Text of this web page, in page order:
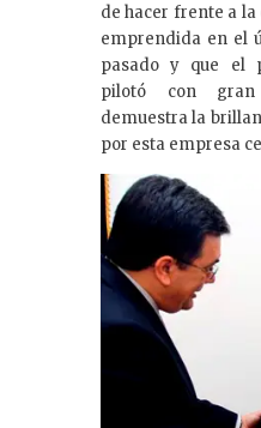
de hacer frente a
emprendida en el
pasado y que el
pilotó con
demuestra la
por esta empresa